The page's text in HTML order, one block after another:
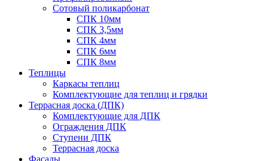
Сотовый поликарбонат
СПК 10мм
СПК 3,5мм
СПК 4мм
СПК 6мм
СПК 8мм
Теплицы
Каркасы теплиц
Комплектующие для теплиц и грядки
Террасная доска (ДПК)
Комплектующие для ДПК
Ограждения ДПК
Ступени ДПК
Террасная доска
Фасады